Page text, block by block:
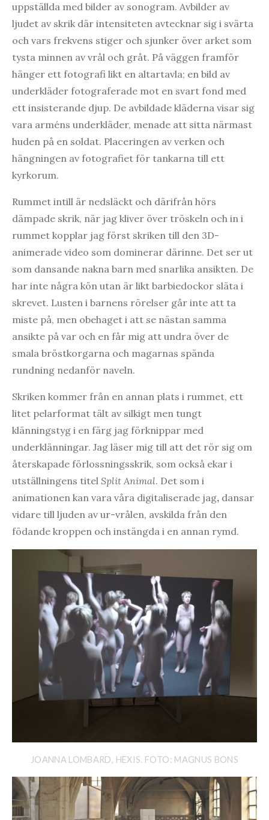
uppställda med bilder av sonogram. Avbilder av
ljudet av skrik där intensiteten avtecknar sig i svärta
och vars frekvens stiger och sjunker över arket som
tysta minnen av vrål och gråt. På väggen framför
hänger ett fotografi likt en altartavla; en bild av
underkläder fotograferade mot en svart fond med
ett insisterande djup. De avbildade kläderna visar sig
vara arméns underkläder, menade att sitta närmast
huden på en soldat. Placeringen av verken och
hängningen av fotografiet för tankarna till ett
kyrkorum.
Rummet intill är nedsläckt och därifrån hörs
dämpade skrik, när jag kliver över tröskeln och in i
rummet kopplar jag först skriken till den 3D-
animerade video som dominerar därinne. Det ser ut
som dansande nakna barn med snarlika ansikten. De
har inte några kön utan är likt barbiedockor släta i
skrevet. Lusten i barnens rörelser går inte att ta
miste på, men obehaget i att se nästan samma
ansikte på var och en får mig att undra över de
smala bröstkorgarna och magarnas spända
rundning nedanför naveln.
Skriken kommer från en annan plats i rummet, ett
litet pelarformat tält av silkigt men tungt
klänningstyg i en färg jag förknippar med
underklänningar. Jag läser mig till att det rör sig om
återskapade förlossningsskrik, som också ekar i
utställningens titel Split Animal. Det som i
animationen kan vara våra digitaliserade jag, dansar
vidare till ljuden av ur-vrålen, avskilda från den
födande kroppen och instängda i en annan rymd.
JOANNA LOMBARD, HEXIS. FOTO: MAGNUS BONS